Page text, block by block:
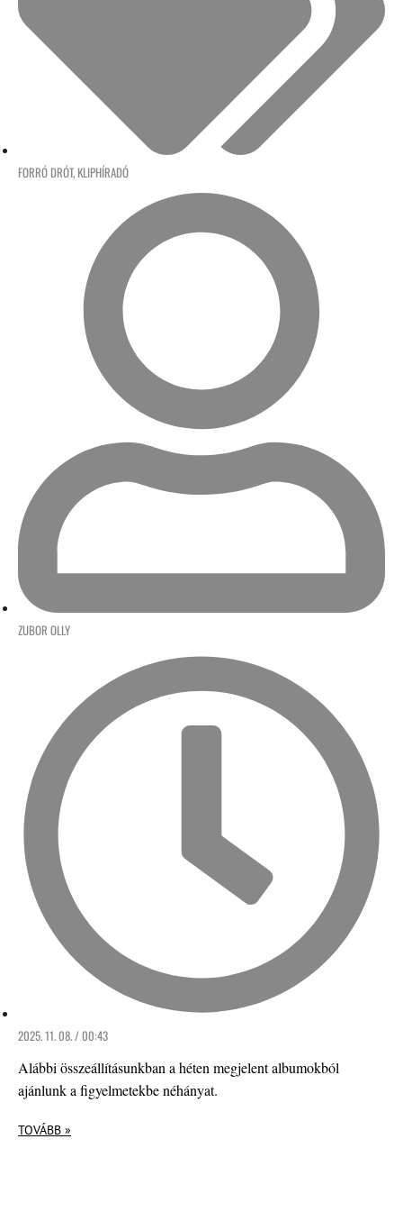
FORRÓ DRÓT, KLIPHÍRADÓ
ZUBOR OLLY
2025. 11. 08. / 00:43
Alábbi összeállításunkban a héten megjelent albumokból
ajánlunk a figyelmetekbe néhányat.
TOVÁBB »